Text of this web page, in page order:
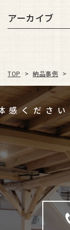
アーカイブ
TOP > 納品事例 >
ご体感ください